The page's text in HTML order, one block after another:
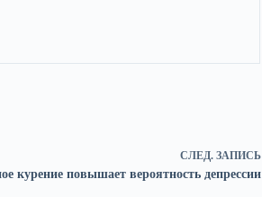
СЛЕД. ЗАПИСЬ
курение повышает вероятность депрессии